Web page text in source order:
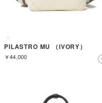
PILASTRO MU （IVORY）
￥44,000